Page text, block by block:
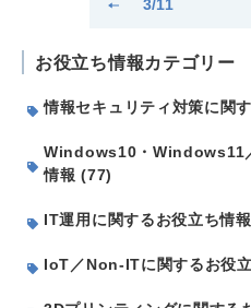
お役立ち情報カテゴリー
情報セキュリティ対策に関
Windows10・Windows11
情報 (77)
IT運用に関するお役立ち情
IoT／Non-ITに関するお役